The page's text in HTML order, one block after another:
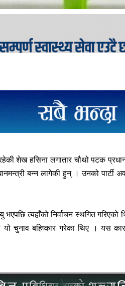
शेख हसिना लगातार चौथो पटक
बन्न लागेकी हुन् । उनको
त्यहाँको निर्वाचन स्थगित
यो चुनाव बहिष्कार गरेका थिए । यस